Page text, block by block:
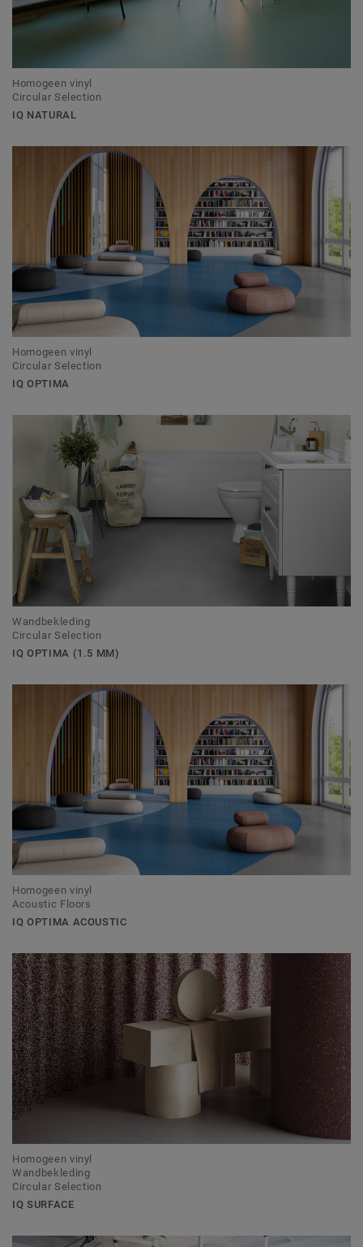
Homogeen vinyl
Circular Selection
IQ NATURAL
Homogeen vinyl
Circular Selection
IQ OPTIMA
Wandbekleding
Circular Selection
IQ OPTIMA (1.5 MM)
Homogeen vinyl
Acoustic Floors
IQ OPTIMA ACOUSTIC
Homogeen vinyl
Wandbekleding
Circular Selection
IQ SURFACE